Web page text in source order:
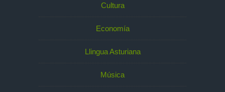
Cultura
Economía
Llingua Asturiana
Música